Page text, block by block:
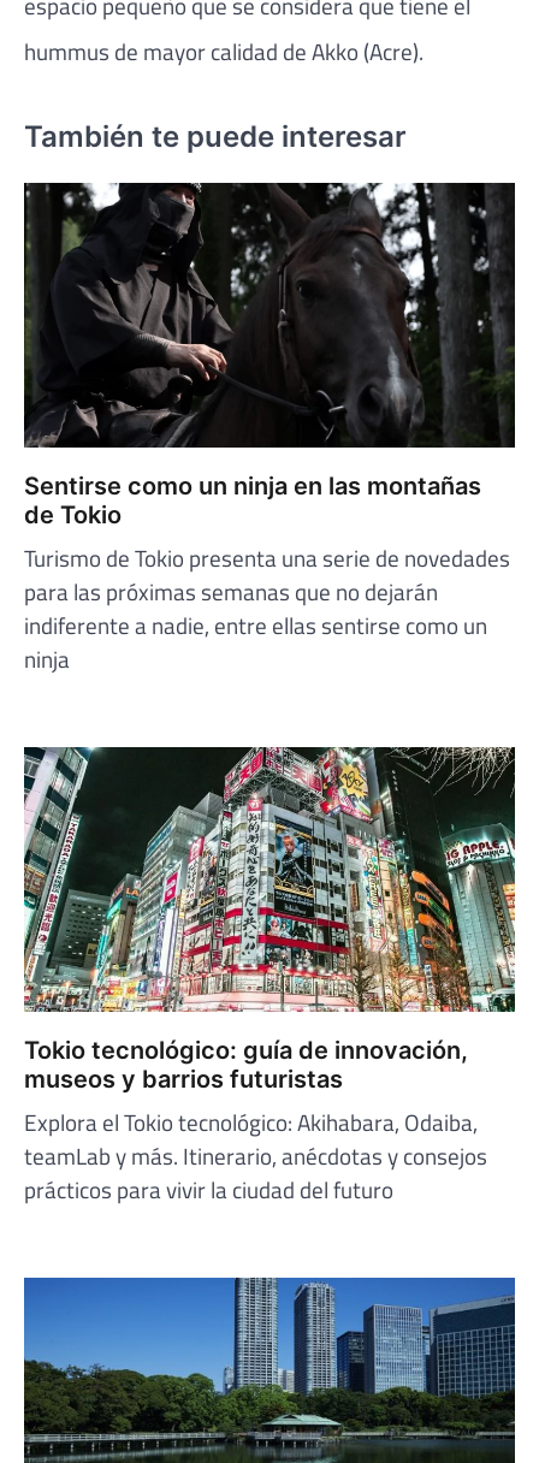
hummus de mayor calidad de Akko (Acre).
También te puede interesar
Sentirse como un ninja en las montañas
de Tokio
Turismo de Tokio presenta una serie de novedades
para las próximas semanas que no dejarán
indiferente a nadie, entre ellas sentirse como un
ninja
Tokio tecnológico: guía de innovación,
museos y barrios futuristas
Explora el Tokio tecnológico: Akihabara, Odaiba,
teamLab y más. Itinerario, anécdotas y consejos
prácticos para vivir la ciudad del futuro